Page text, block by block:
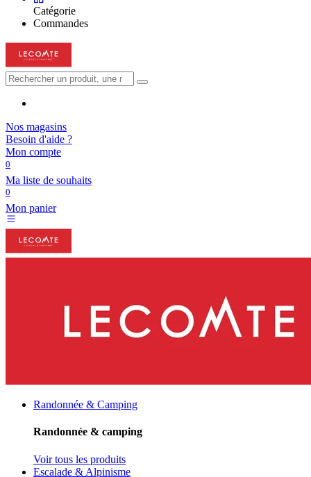
Catégorie
Commandes
Nos magasins
Besoin d'aide ?
Mon compte
0
Ma liste de souhaits
0
Mon panier
Randonnée & Camping
Randonnée & camping
Voir tous les produits
Escalade & Alpinisme